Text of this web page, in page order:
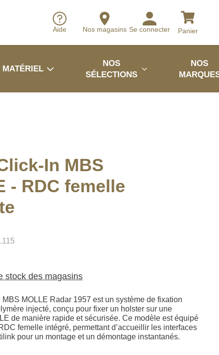
Aide Nos magasins Se connecter Panier
MATÉRIEL
NOS
SÉLECTIONS
NOS
In MBS
- RDC femelle
stock des magasins
MOLLE Radar 1957 est un système de fixation
injecté, conçu pour fixer un holster sur une
de manière rapide et sécurisée. Ce modèle est équipé
femelle intégré, permettant d’accueillir les interfaces
pour un montage et un démontage instantanés.